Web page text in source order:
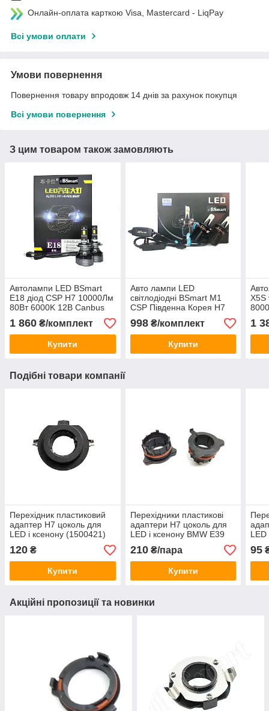
Онлайн-оплата карткою Visa, Mastercard - LiqPay
Всі умови оплати
Умови повернення
Повернення товару впродовж 14 днів за рахунок покупця
Всі умови повернення
З цим товаром також замовляють
Автолампи LED BSmart
E18 діод CSP H7 10000Лм
80Вт 6000K 12В Canbus
1 860 ₴/комплект
Купити
Авто лампи LED
світлодіодні BSmart M1
CSP Південна Корея H7
8000Лм 40Вт 12-24В
998₴/комплект
Купити
X5S
1
Подібні товари компанії
Перехідник пластиковий
адаптер H7 цоколь для
LED і ксенону (1500421)
120 ₴
Купити
Перехідники пластикові
адаптери H7 цоколь для
LED і ксенону BMW E39
210₴/пара
Купити
LED
95
Акційні пропозиції та новинки